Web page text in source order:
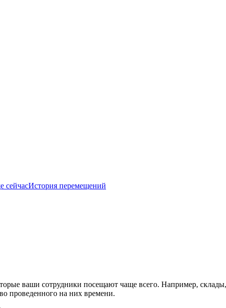
сейчасИстория перемещений
ваши сотрудники посещают чаще всего. Например,
проведенного на них времени.